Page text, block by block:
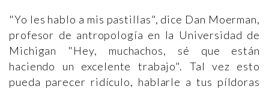
"Yo les hablo a mis pastillas", dice Dan Moerman,
profesor de antropología en la Universidad de
Michigan "Hey, muchachos, sé que están
haciendo un excelente trabajo". Tal vez esto
pueda parecer ridículo, hablarle a tus píldoras